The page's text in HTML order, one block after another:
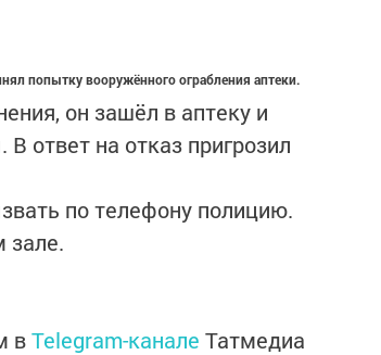
попытку вооружённого ограбления аптеки.
он зашёл в аптеку и
ответ на отказ пригрозил
по телефону полицию.
зале.
вTelegram-канале Татмедиа